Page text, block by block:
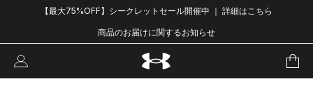
【最大75%OFF】シークレットセール開催中 ｜ 詳細はこちら
商品のお届けに関するお知らせ